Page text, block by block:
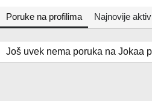
Poruke na profilima Najnovije
Još uvek nema poruka na Jokaa